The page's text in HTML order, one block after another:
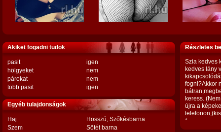
Akiket fogadni tudok
pasit
igen
hölgyeket
nem
párokat
nem
több pasit
igen
Egyéb tulajdonságok
Haj
Hosszú, Szőkésbarna
Szem
Sötét barna
Részletes
Szia kedves
kedves lány
fogni?Akkor
keress.
újra a
*